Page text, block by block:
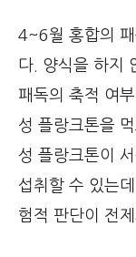
4~6월 홍합의 패
다. 양식을 하지
패독의 축적 여
성 플랑크톤을
성 플랑크톤이
섭취할 수 있는
험적 판단이 전